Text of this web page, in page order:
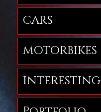
CARS
MOTORBIKES
INTERESTING